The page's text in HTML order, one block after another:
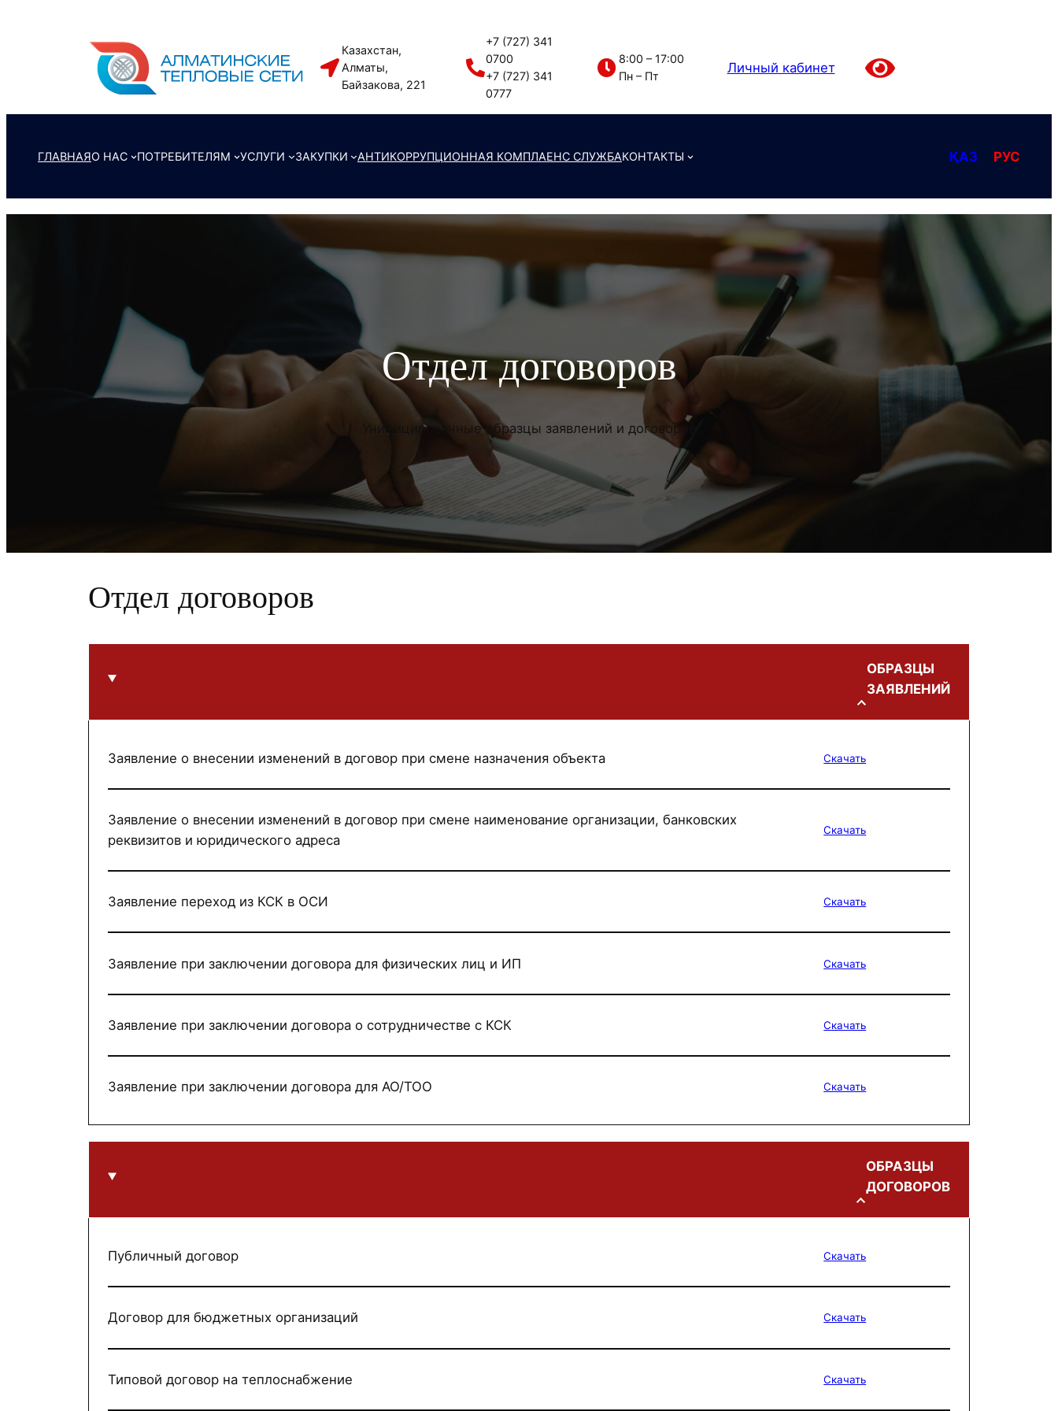
Казахстан,
Алматы,
Байзакова, 221
+7 (727) 341
0700
+7 (727) 341
0777
8:00 – 17:00
Пн – Пт
Личный кабинет
ГЛАВНАЯО НАС ПОТРЕБИТЕЛЯМ УСЛУГИ ЗАКУПКИ АНТИКОРРУПЦИОННАЯ КОМПЛАЕНС СЛУЖБАКОНТАКТЫ ҚАЗ РУС
Отдел договоров
Унифицированные образцы заявлений и договоров
Отдел договоров
ОБРАЗЦЫ
ЗАЯВЛЕНИЙ
Заявление о внесении изменений в договор при смене назначения объекта Скачать
Заявление о внесении изменений в договор при смене наименование организации, банковских
реквизитов и юридического адреса
Скачать
Заявление переход из КСК в ОСИ Скачать
Заявление при заключении договора для физических лиц и ИП Скачать
Заявление при заключении договора о сотрудничестве с КСК Скачать
Заявление при заключении договора для АО/ТОО Скачать
ОБРАЗЦЫ
ДОГОВОРОВ
Публичный договор Скачать
Договор для бюджетных организаций Скачать
Типовой договор на теплоснабжение Скачать